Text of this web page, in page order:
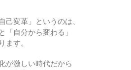
己変革」というのは、
「自分から変わる」
ます。
が激しい時代だから